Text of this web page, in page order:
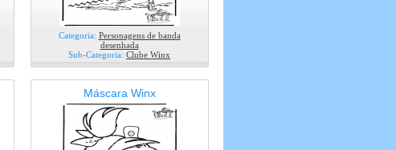
Categoria: Personagens de banda
desenhada
Sub-Categoria: Clube Winx
Máscara Winx